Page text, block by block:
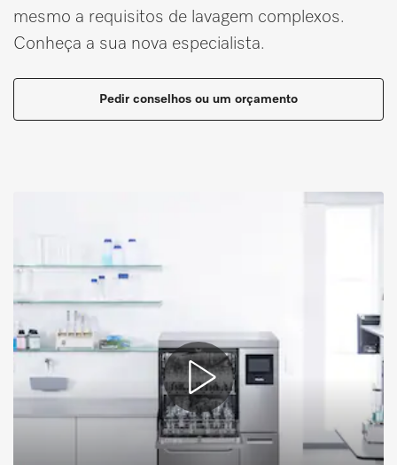
mesmo a requisitos de lavagem complexos.
Conheça a sua nova especialista.
Pedir conselhos ou um orçamento